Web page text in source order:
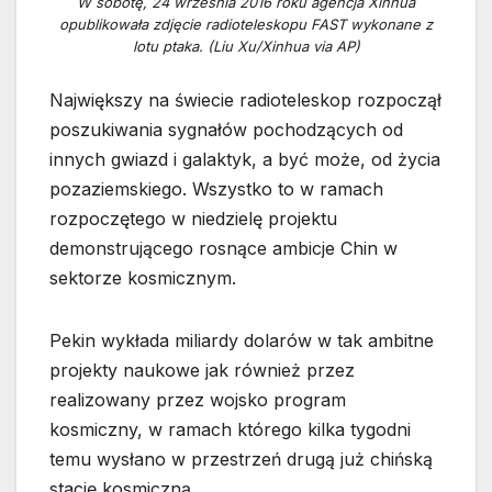
opublikowała zdjęcie radioteleskopu FAST wykonane z
lotu ptaka. (Liu Xu/Xinhua via AP)
Największy na świecie radioteleskop rozpoczął
poszukiwania sygnałów pochodzących od
innych gwiazd i galaktyk, a być może, od życia
pozaziemskiego. Wszystko to w ramach
rozpoczętego w niedzielę projektu
demonstrującego rosnące ambicje Chin w
sektorze kosmicznym.
Pekin wykłada miliardy dolarów w tak ambitne
projekty naukowe jak również przez
realizowany przez wojsko program
kosmiczny, w ramach którego kilka tygodni
temu wysłano w przestrzeń drugą już chińską